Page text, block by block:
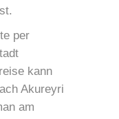
per
kann
Akureyri
am